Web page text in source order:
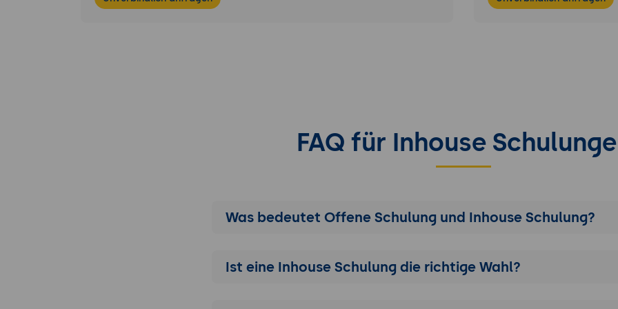
FAQ für Inhouse
Was bedeutet Offene Schulung und Inhouse Schulung?
Ist eine Inhouse Schulung die richtige Wahl?